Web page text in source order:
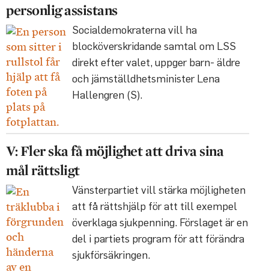
personlig assistans
Socialdemokraterna vill ha
blocköverskridande samtal om LSS
direkt efter valet, uppger barn- äldre
och jämställdhetsminister Lena
Hallengren (S).
V: Fler ska få möjlighet att driva sina
mål rättsligt
Vänsterpartiet vill stärka möjligheten
att få rättshjälp för att till exempel
överklaga sjukpenning. Förslaget är en
del i partiets program för att förändra
sjukförsäkringen.